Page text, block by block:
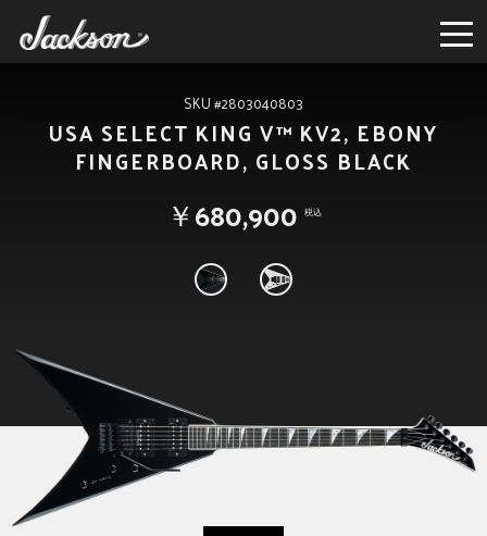
SKU #2803040803
USA SELECT KING V™ KV2, EBONY
FINGERBOARD, GLOSS BLACK
￥680,900 税込